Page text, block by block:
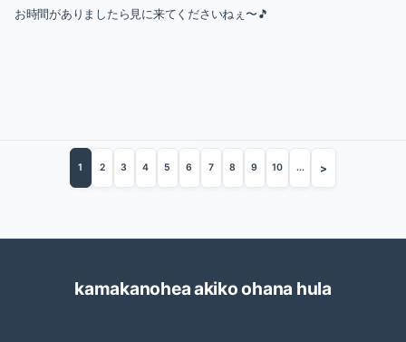
お時間がありましたら見に来てくださいねぇ〜🎵
1 2 3 4 5 6 7 8 9 10 ... >
kamakanohea akiko ohana hula